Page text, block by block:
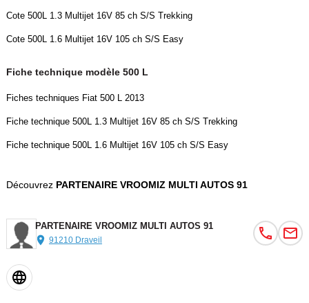
- répartiteur électronique de freinage
- troisième ceinture de sécurité
- Classe Crit'air : 2
- Puissance kilowatt : 62 kw
- nombre de rapports : 5 vitesses
- vide poche porte avant
Couleur
Rouge
Puissance réelle
Cote 500L 1.3 Multijet 16V 85 ch S/S Trekking
Cote 500L 1.6 Multijet 16V 105 ch S/S Easy
Fiche technique modèle 500 L
Fiches techniques Fiat 500 L 2013
Fiche technique 500L 1.3 Multijet 16V 85 ch S/S Trekking
Fiche technique 500L 1.6 Multijet 16V 105 ch S/S Easy
Découvrez PARTENAIRE VROOMIZ MULTI AUTOS 91
PARTENAIRE VROOMIZ MULTI AUTOS 91
91210 Draveil